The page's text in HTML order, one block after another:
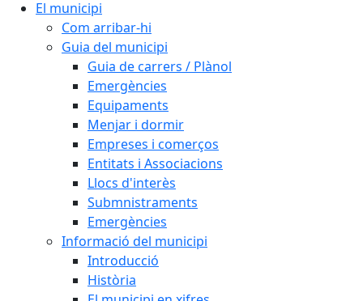
El municipi
Com arribar-hi
Guia del municipi
Guia de carrers / Plànol
Emergències
Equipaments
Menjar i dormir
Empreses i comerços
Entitats i Associacions
Llocs d'interès
Submnistraments
Emergències
Informació del municipi
Introducció
Història